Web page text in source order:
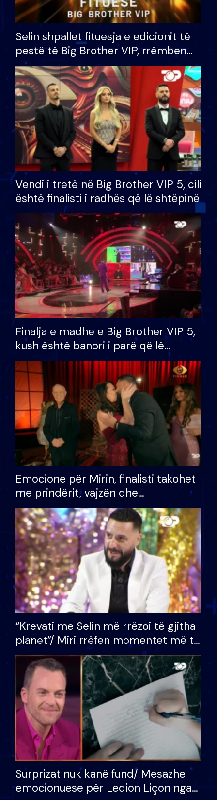
Selin shpallet fituesja e edicionit të
pestë të Big Brother VIP, rrëmben
çmimin e madh prej 100 mijë eurosh
Vendi i tretë në Big Brother VIP 5, cili
është finalisti i radhës që lë shtëpinë
Finalja e madhe e Big Brother VIP 5,
kush është banori i parë që lë
shtëpinë dhe humb mundësinë për
të fituar çmimin e madh
Emocione për Mirin, finalisti takohet
me prindërit, vajzën dhe
bashkëshorten: S’kemi ndonjë letër
divorci apo jo?
“Krevati me Selin më rrëzoi të gjitha
planet”/ Miri rrëfen momentet më të
bukura në shtëpinë e BB VIP: Do më
mungojë zilja e mëngjesit kur…
Surprizat nuk kanë fund/ Mesazhe
emocionuese për Ledion Liçon nga